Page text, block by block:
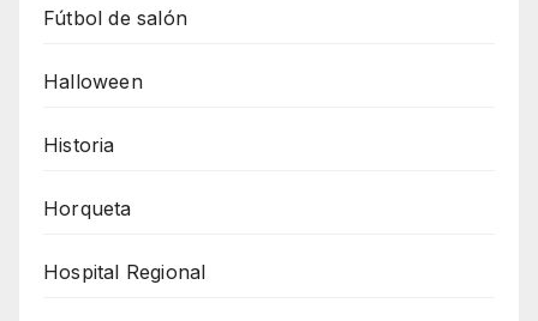
Fútbol de salón
Halloween
Historia
Horqueta
Hospital Regional